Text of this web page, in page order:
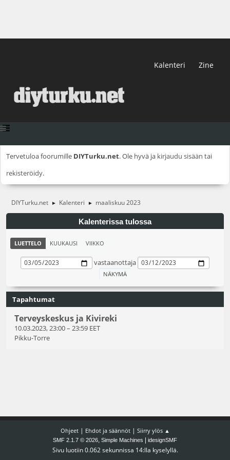
Kalenteri Zine
Tervetuloa foorumille DIYTurku.net. Ole hyvä ja kirjaudu sisään tai
rekisteröidy.
DIYTurku.net ► Kalenteri ► maaliskuu 2023
Kalenterissa tulossa
LUETTELO KUUKAUSI VIIKKO
vastaanottaja
Tapahtumat
Terveyskeskus ja Kivireki
10.03.2023, 23:00– 23:59 EET
Pikku-Torre
Ohjeet| Ehdot ja säännöt| Siirry ylös ▲
SMF 2.1.7 © 2026, Simple Machines idesignSMF
Sivu luotiin 0.062 sekunnissa 14:lla kyselyllä.